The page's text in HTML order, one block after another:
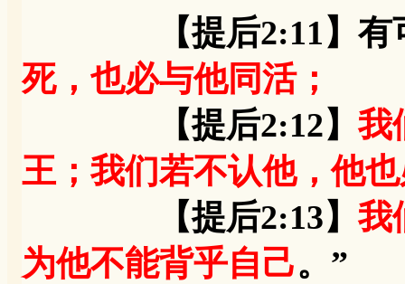
【提后2:11】
死，也必与他同活；
【提后2:12】 我
王；我们若不认他，他
【提后2:13】 我
为他不能背乎自己。”